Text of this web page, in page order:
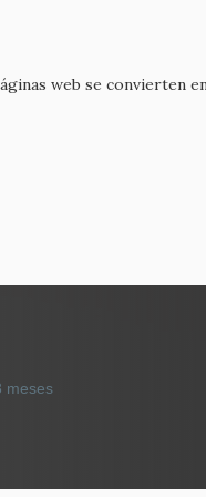
web se convierten
meses